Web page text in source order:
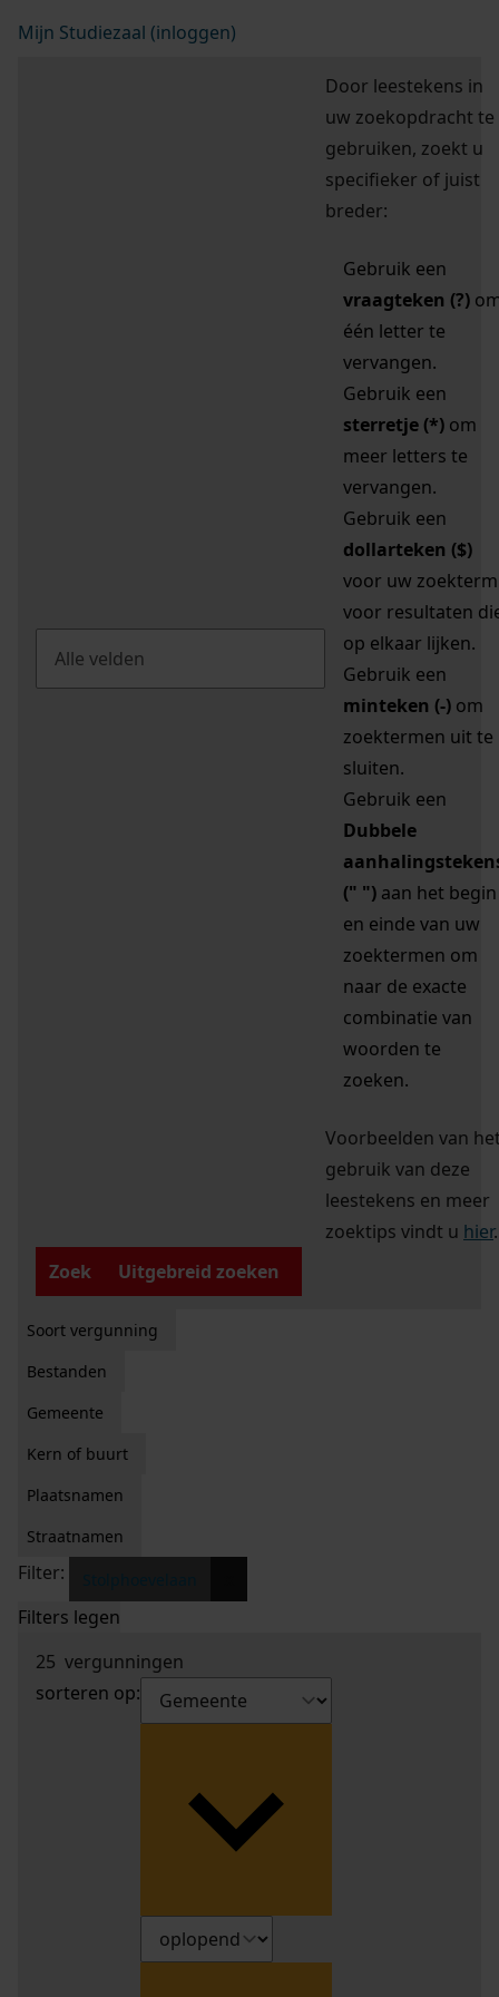
Mijn Studiezaal (inloggen)
Door leestekens in
uw zoekopdracht te
gebruiken, zoekt u
specifieker of juist
breder:
Gebruik een
vraagteken (?)
één letter te
vervangen.
Gebruik een
sterretje (*) om
meer letters te
vervangen.
Gebruik een
dollarteken ($)
voor uw zoekterm
voor resultaten
op elkaar lijken.
Gebruik een
minteken (-) om
zoektermen uit te
sluiten.
Gebruik een
Dubbele
(" ") aan het begin
en einde van uw
zoektermen om
naar de exacte
combinatie van
woorden te
zoeken.
Voorbeelden van
gebruik van deze
leestekens en meer
zoektips vindt u hier.
Zoek
Uitgebreid zoeken
Soort vergunning
Bestanden
Gemeente
Kern of buurt
Plaatsnamen
Straatnamen
Filter:
Filters legen
25 vergunningen
sorteren op: